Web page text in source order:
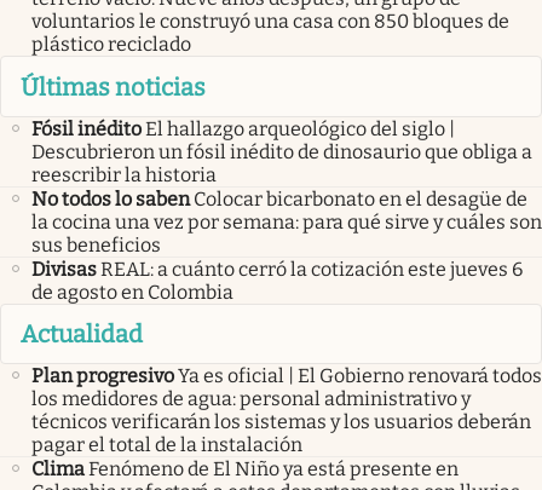
voluntarios le construyó una casa con 850 bloques de
plástico reciclado
Últimas noticias
Fósil inéditoEl hallazgo arqueológico del siglo |
Descubrieron un fósil inédito de dinosaurio que obliga a
reescribir la historia
No todos lo saben Colocar bicarbonato en el desagüe de
la cocina una vez por semana: para qué sirve y cuáles son
sus beneficios
DivisasREAL: a cuánto cerró la cotización este jueves 6
de agosto en Colombia
Actualidad
Plan progresivoYa es oficial | El Gobierno renovará todos
los medidores de agua: personal administrativo y
técnicos verificarán los sistemas y los usuarios deberán
pagar el total de la instalación
ClimaFenómeno de El Niño ya está presente en